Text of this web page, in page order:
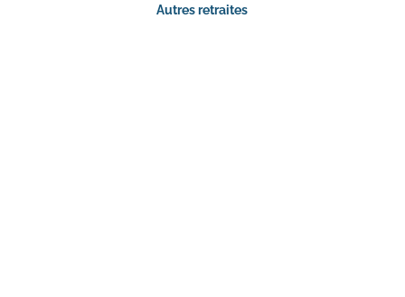
Autres retraites